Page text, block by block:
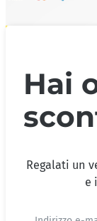
Hai
Regalati un
e